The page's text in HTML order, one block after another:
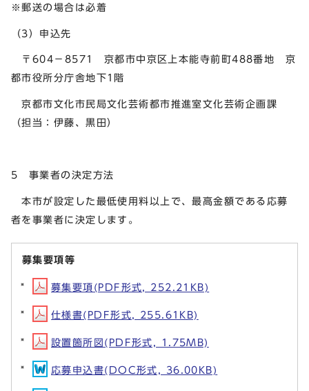
※郵送の場合は必着
（3）申込先
〒604－8571 京都市中京区上本能寺前町488番地 京
都市役所分庁舎地下1階
京都市文化市民局文化芸術都市推進室文化芸術企画課
（担当：伊藤、黒田）
5 事業者の決定方法
本市が設定した最低使用料以上で、最高金額である応募
者を事業者に決定します。
募集要項等
募集要項(PDF形式, 252.21KB)
仕様書(PDF形式, 255.61KB)
設置箇所図(PDF形式, 1.75MB)
応募申込書(DOC形式, 36.00KB)